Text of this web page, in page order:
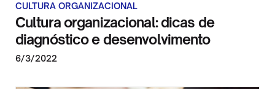
CULTURA ORGANIZACIONAL
Cultura organizacional: dicas de
diagnóstico e desenvolvimento
6/3/2022